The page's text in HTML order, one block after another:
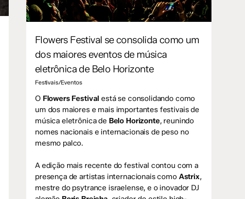
Flowers Festival se consolida como um
dos maiores eventos de música
eletrônica de Belo Horizonte
Festivais/Eventos
O Flowers Festival está se consolidando como
um dos maiores e mais importantes festivais de
música eletrônica de Belo Horizonte, reunindo
nomes nacionais e internacionais de peso no
mesmo palco.
A edição mais recente do festival contou com a
presença de artistas internacionais como Astrix,
mestre do psytrance israelense, e o inovador DJ